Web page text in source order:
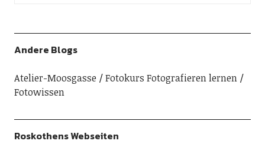
Andere Blogs
Atelier-Moosgasse
Fotokurs Fotografieren lernen
Fotowissen
Roskothens Webseiten